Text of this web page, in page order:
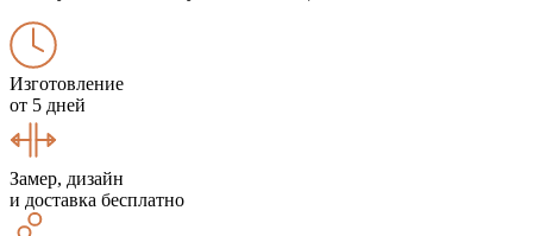
Изготовление
от 5 дней
Замер, дизайн
и доставка бесплатно